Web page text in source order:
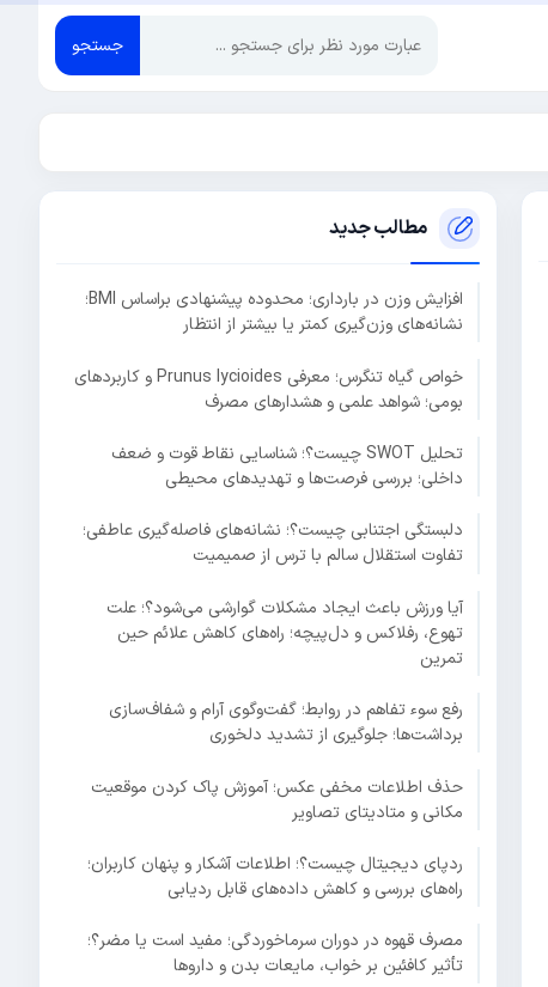
جستجو
مطالب جدید
افزایش وزن در بارداری؛ محدوده پیشنهادی براساس BMI؛
نشانه‌های وزن‌گیری کمتر یا بیشتر از انتظار
خواص گیاه تنگرس؛ معرفی Prunus lycioides و کاربردهای
بومی؛ شواهد علمی و هشدارهای مصرف
تحلیل SWOT چیست؟؛ شناسایی نقاط قوت و ضعف
داخلی؛ بررسی فرصت‌ها و تهدیدهای محیطی
دلبستگی اجتنابی چیست؟؛ نشانه‌های فاصله‌گیری عاطفی؛
تفاوت استقلال سالم با ترس از صمیمیت
آیا ورزش باعث ایجاد مشکلات گوارشی می‌شود؟؛ علت
تهوع، رفلاکس و دل‌پیچه؛ راه‌های کاهش علائم حین
تمرین
رفع سوء تفاهم در روابط؛ گفت‌وگوی آرام و شفاف‌سازی
برداشت‌ها؛ جلوگیری از تشدید دلخوری
حذف اطلاعات مخفی عکس؛ آموزش پاک کردن موقعیت
مکانی و متادیتای تصاویر
ردپای دیجیتال چیست؟؛ اطلاعات آشکار و پنهان کاربران؛
راه‌های بررسی و کاهش داده‌های قابل ردیابی
مصرف قهوه در دوران سرماخوردگی؛ مفید است یا مضر؟؛
تأثیر کافئین بر خواب، مایعات بدن و داروها